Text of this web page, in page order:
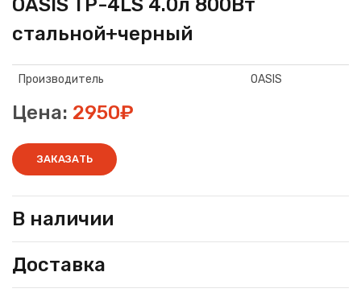
OASIS TP-4LS 4.0л 800Вт
стальной+черный
Производитель OASIS
Цена: 2950₽
ЗАКАЗАТЬ
В наличии
Доставка